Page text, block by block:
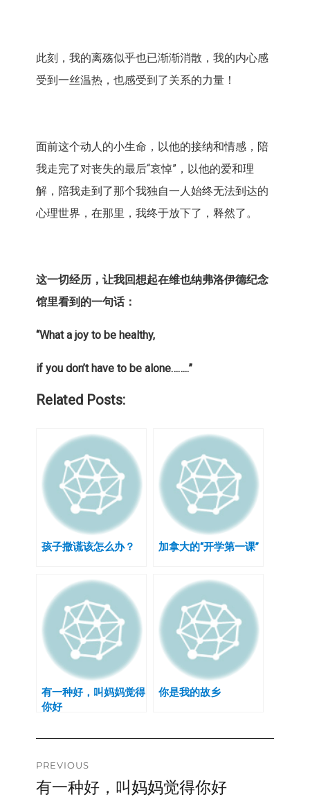
此刻，我的离殇似乎也已渐渐消散，我的内心感
受到一丝温热，也感受到了关系的力量！
面前这个动人的小生命，以他的接纳和情感，陪
我走完了对丧失的最后“哀悼”，以他的爱和理
解，陪我走到了那个我独自一人始终无法到达的
心理世界，在那里，我终于放下了，释然了。
这一切经历，让我回想起在维也纳弗洛伊德纪念
馆里看到的一句话：
“What a joy to be healthy,
if you don’t have to be alone……..”
Related Posts:
孩子撒谎该怎么办？ 加拿大的“开学第一课”
有一种好，叫妈妈觉得
你好
你是我的故乡
Post
navigation
PREVIOUS
Previous
有一种好，叫妈妈觉得你好